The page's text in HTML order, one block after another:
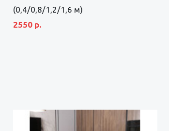
(0,4/0,8/1,2/1,6 м)
2550 р.